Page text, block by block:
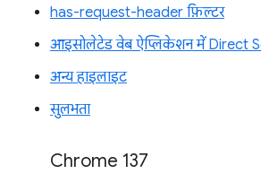
has-request-header फ़िल्टर
आइसोलेटेड वेब ऐप्लिकेशन में Direct
अन्य हाइलाइट
सुलभता
Chrome 137